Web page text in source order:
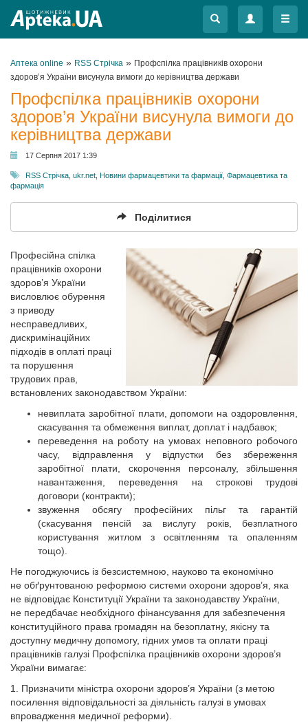
Меню
Меню
Аптека online » RSS Стрічка » Профспілка працівників охорони
здоров’я України висунула вимоги до керівництва держави
Профспілка працівників охорони
здоров’я України висунула вимоги до
керівництва держави
17 Серпня 2017 1:39
RSS Стрічка ukr.net Новини фармацевтики та фармації Фармацевтика та
фармація
Поділитися
Професійна спілка
працівників охорони
здоров’я України
висловлює обурення
з приводу
несправедливих,
дискримінаційних
підходів в оплаті праці
та порушення
трудових прав,
встановлених законодавством України:
невиплата заробітної плати, допомоги на оздоровлення,
скасування та обмеження виплат, доплат і надбавок;
переведення на роботу на умовах непов­ного робочого
часу, відправлення у відпустки без збереження
заробітної плати, скорочення персоналу, збільшення
навантаження, переведення на строкові трудові
договори (контракти);
звуження обсягу професійних пільг та гарантій
(скасування пенсій за вислугу років, безплатного
користування житлом з освітленням та опаленням
тощо).
Не погоджуючись із безсистемною, науково та економічно
не обґрунтованою реформою системи охорони здоров’я, яка
не відповідає Конституції України та законодавству України,
не передбачає необхідного фінансування для забезпечення
конституційного права громадян на безоплатну, якісну та
доступну медичну допомогу, гідних умов та оплати праці
працівників галузі Профспілка працівників охорони здоров’я
Украї­ни вимагає:
1. Призначити міністра охорони здоров’я України (з метою
посилення відповідальності за діяльність галузі в умовах
впровадження медичної реформи).